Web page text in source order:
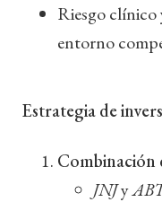
Riesgo clínico
entorno
Estrategia de
Combinación
JNJy